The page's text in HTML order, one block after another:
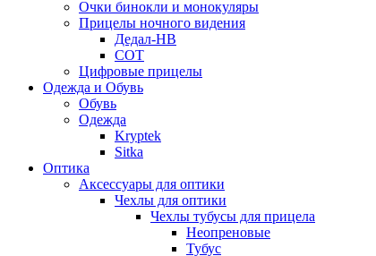
Очки бинокли и монокуляры
Прицелы ночного видения
Дедал-НВ
СОТ
Цифровые прицелы
Одежда и Обувь
Обувь
Одежда
Kryptek
Sitka
Оптика
Аксессуары для оптики
Чехлы для оптики
Чехлы тубусы для прицела
Неопреновые
Тубус